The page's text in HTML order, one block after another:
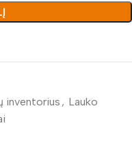
inventorius , Lauko